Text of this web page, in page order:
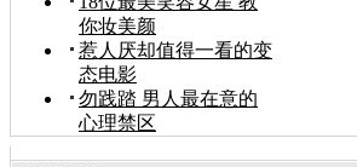
你妆美颜
惹人厌却值得一看的变
态电影
勿践踏 男人最在意的
心理禁区